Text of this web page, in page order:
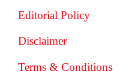
Editorial Policy
Disclaimer
Terms & Conditions